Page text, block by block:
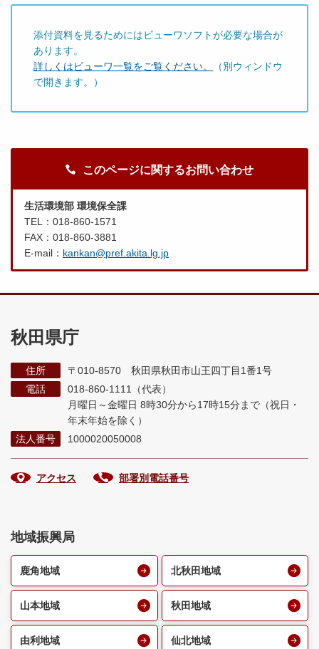
添付資料を見るためにはビューワソフトが必要な場合が
あります。
詳しくはビューワ一覧をご覧ください。
（別ウィンドウ
で開きます。）
このページに関するお問い合わせ
生活環境部 環境保全課
TEL：018-860-1571
FAX：018-860-3881
E-mail： kankan@pref.akita.lg.jp
秋田県庁
住所
〒010-8570 秋田県秋田市山王四丁目1番1号
電話
018-860-1111（代表）
月曜日～金曜日 8時30分から17時15分まで （祝日・
年末年始を除く）
法人番号
1000020050008
アクセス 部署別電話番号
地域振興局
鹿角地域 北秋田地域
山本地域 秋田地域
由利地域 仙北地域